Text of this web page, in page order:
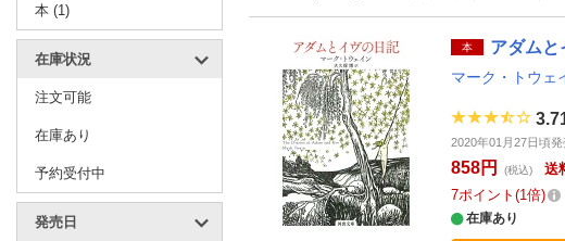
本 (1)
在庫状況
注文可能
在庫あり
予約受付中
発売日
本 アダムと
マーク・トウェ
2020年01月27日頃
858円 (税込)
送
7ポイント 1倍
在庫あり